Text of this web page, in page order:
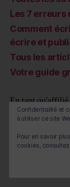
Les 7 erreurs
Comment
écrire et
Tous les
Votre guide
En tant qu'affilié
les achats
Confidentialité et
à utiliser ce site
Pour en savoir
cookies, consultez